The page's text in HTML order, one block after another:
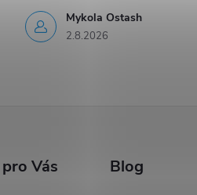
Mykola Ostash
2.8.2026
Vás Blog